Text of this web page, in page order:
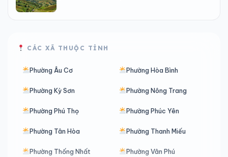
CÁC XÃ THUỘC TỈNH
Phường Âu Cơ Phường Hòa Bình
Phường Kỳ Sơn Phường Nông Trang
Phường Phú Thọ Phường Phúc Yên
Phường Tân Hòa Phường Thanh Miếu
Phường Thống Nhất Phường Vân Phú